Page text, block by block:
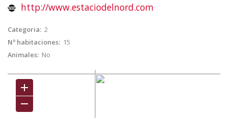
http://www.estaciodelnord.com
Categoria: 2
Nº habitaciones: 15
Animales: No